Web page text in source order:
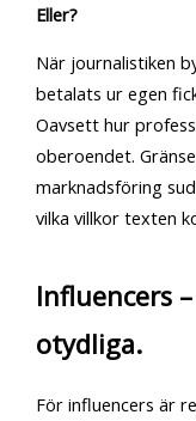
Eller?
När journalistiken
betalats ur egen
Oavsett hur
oberoendet.
marknadsföring
vilka villkor texten
Influencers
otydliga.
För influencers är